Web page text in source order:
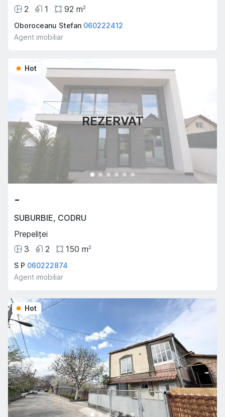
2
1 92 m2
Oboroceanu Stefan 060222412
Agent imobiliar
REZERVAT
Hot
-
SUBURBIE, CODRU
Prepeliței
3
2 150 m2
S P 060222874
Agent imobiliar
Hot